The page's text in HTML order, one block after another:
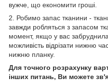
вужче, що економити гроші.
2. Робимо запас тканини -
завжди робляться з запасом
момент, якщо у вас
можливість відрізати нижню
нижню планку.
Для точного розрахунку
інших питань, Ви можете